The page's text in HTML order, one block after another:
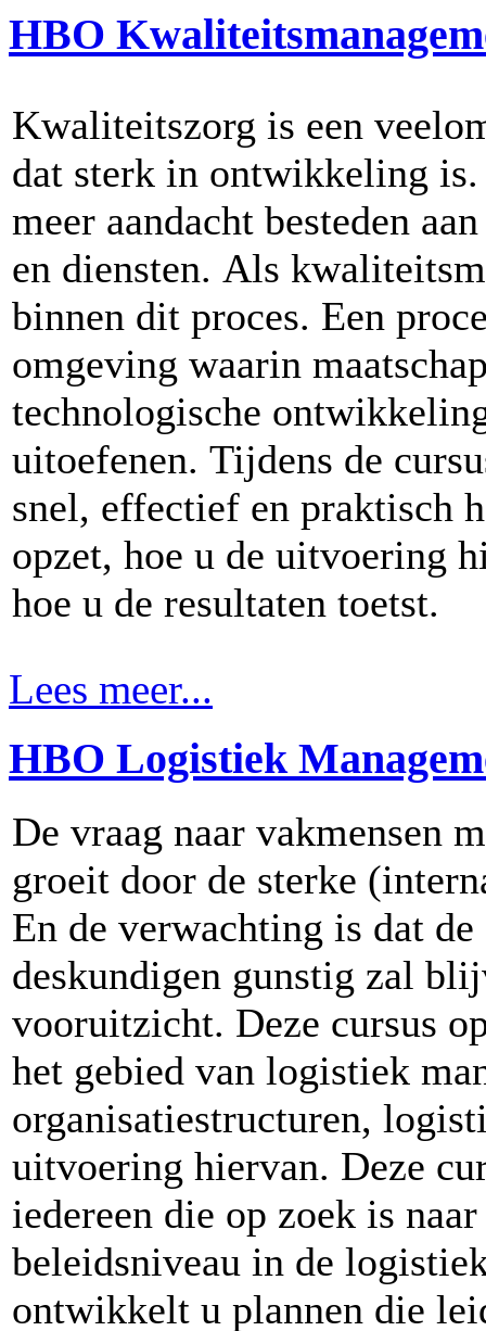
HBO
Kwaliteitszorg is een
dat sterk in ontwikkeling is.
meer aandacht besteden
en diensten. Als
binnen dit proces. Een
omgeving waarin
technologische
uitoefenen. Tijdens de
snel, effectief en praktisch
opzet, hoe u de uitvoering
hoe u de resultaten toetst.
Lees meer...
HBO Logistiek
De vraag naar vakmensen
groeit door de sterke
En de verwachting is dat
deskundigen gunstig zal
vooruitzicht. Deze cursus
het gebied van logistiek
organisatiestructuren,
uitvoering hiervan. Deze
iedereen die op zoek is
beleidsniveau in de
ontwikkelt u plannen die